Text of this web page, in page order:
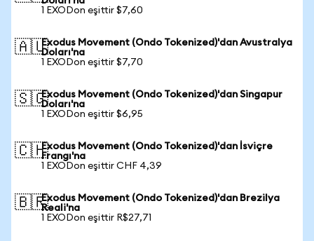
1 EXODon eşittir $7,60
🇦🇺Exodus Movement (Ondo Tokenized)'dan Avustralya
Doları'na
1 EXODon eşittir $7,70
🇸🇬Exodus Movement (Ondo Tokenized)'dan Singapur
Doları'na
1 EXODon eşittir $6,95
🇨🇭Exodus Movement (Ondo Tokenized)'dan İsviçre
Frangı'na
1 EXODon eşittir CHF 4,39
🇧🇷Exodus Movement (Ondo Tokenized)'dan Brezilya
Reali'na
1 EXODon eşittir R$27,71